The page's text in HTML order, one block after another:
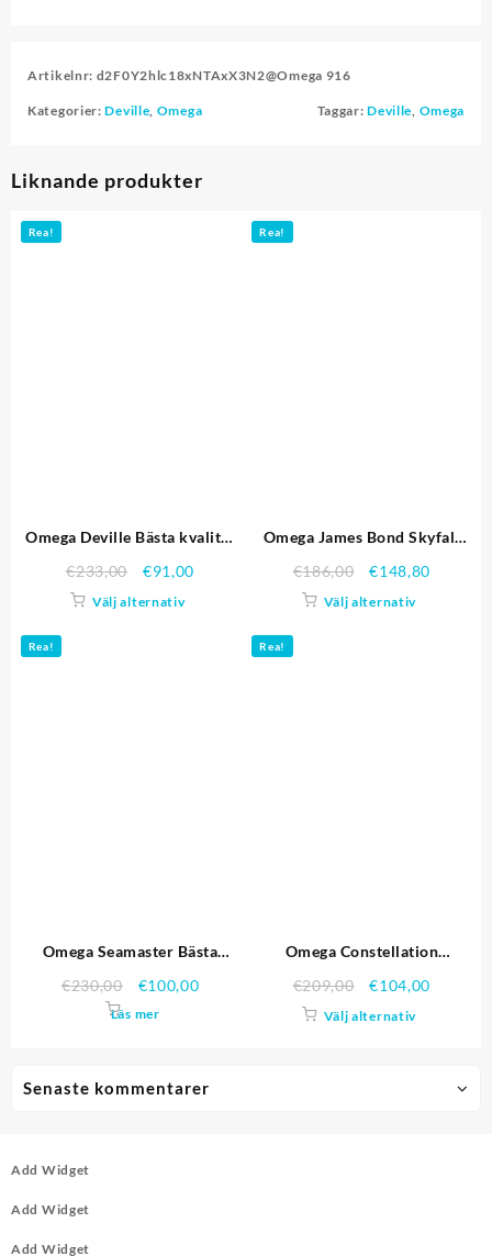
Senaste kommentarer
Artikelnr: d2F0Y2hlc18xNTAxX3N2@Omega 916
Kategorier:Deville, Omega Taggar:Deville, Omega
Liknande produkter
Rea!
Omega Deville Bästa kvalitet
€233,00 €91,00
Välj alternativ
Rea!
Omega James Bond Skyfall
och blå infattning om226
621.378 Replika Klockor
€186,00 €148,80
Välj alternativ
Rea!
Omega Seamaster Bästa
€230,00 €100,00
Läs mer
Rea!
Omega Constellation
replika klockor 4479
€209,00 €104,00
Välj alternativ
Add Widget
Add Widget
Add Widget